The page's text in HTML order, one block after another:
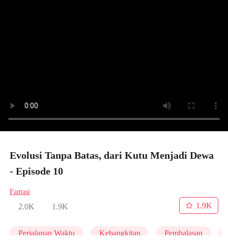
Evolusi Tanpa Batas, dari Kutu Menjadi Dewa
- Episode 10
Fantasi
2.0K 1.9K
1.9K
Perjalanan Waktu Kebangkitan Pembalasan